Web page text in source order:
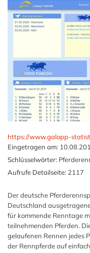
https://www.galopp-
Eingetragen am:
Schlüsselwörter:
Aufrufe Detailseite: 2117
Der deutsche
Deutschland
für kommende Renntage
teilnehmenden Pferden.
gelaufenen Rennen jedes
der Rennpferde auf